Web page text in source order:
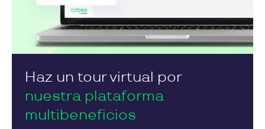
Haz un tour virtual por
nuestra plataforma
multibeneficios